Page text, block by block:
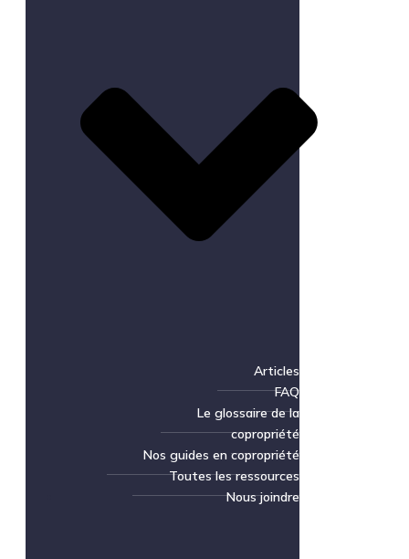
Articles
FAQ
Le glossaire de la
copropriété
Nos guides en copropriété
Toutes les ressources
Nous joindre